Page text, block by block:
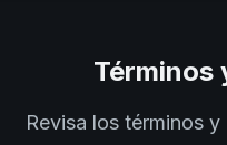
Términos
Revisa los términos